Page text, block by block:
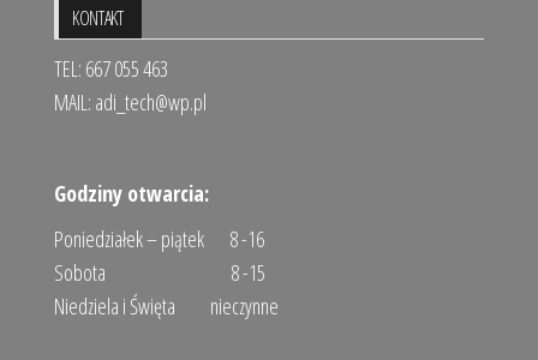
KONTAKT
TEL: 667 055 463
MAIL: adi_tech@wp.pl
Godziny otwarcia:
Poniedziałek – piątek 8 -16
Sobota 8 -15
Niedziela i Święta nieczynne